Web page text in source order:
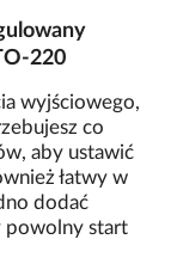
220
wyjściowego,
co
aby ustawić
łatwy w
dodać
powolny start